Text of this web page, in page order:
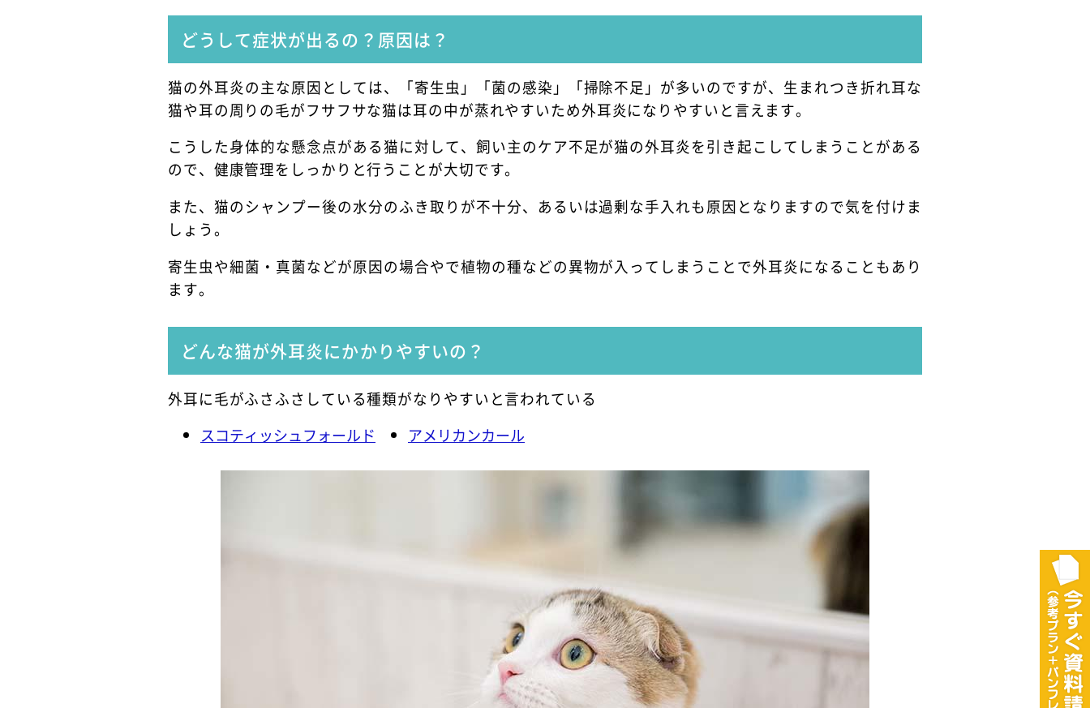
どうして症状が出るの？原因は？
猫の外耳炎の主な原因としては、「寄生虫」「菌の感染」「掃除不足」が多いのですが、生まれつき折れ耳な
猫や耳の周りの毛がフサフサな猫は耳の中が蒸れやすいため外耳炎になりやすいと言えます。
こうした身体的な懸念点がある猫に対して、飼い主のケア不足が猫の外耳炎を引き起こしてしまうことがある
ので、健康管理をしっかりと行うことが大切です。
また、猫のシャンプー後の水分のふき取りが不十分、あるいは過剰な手入れも原因となりますので気を付けま
しょう。
寄生虫や細菌・真菌などが原因の場合やで植物の種などの異物が入ってしまうことで外耳炎になることもあり
ます。
どんな猫が外耳炎にかかりやすいの？
外耳に毛がふさふさしている種類がなりやすいと言われている
スコティッシュフォールド アメリカンカール